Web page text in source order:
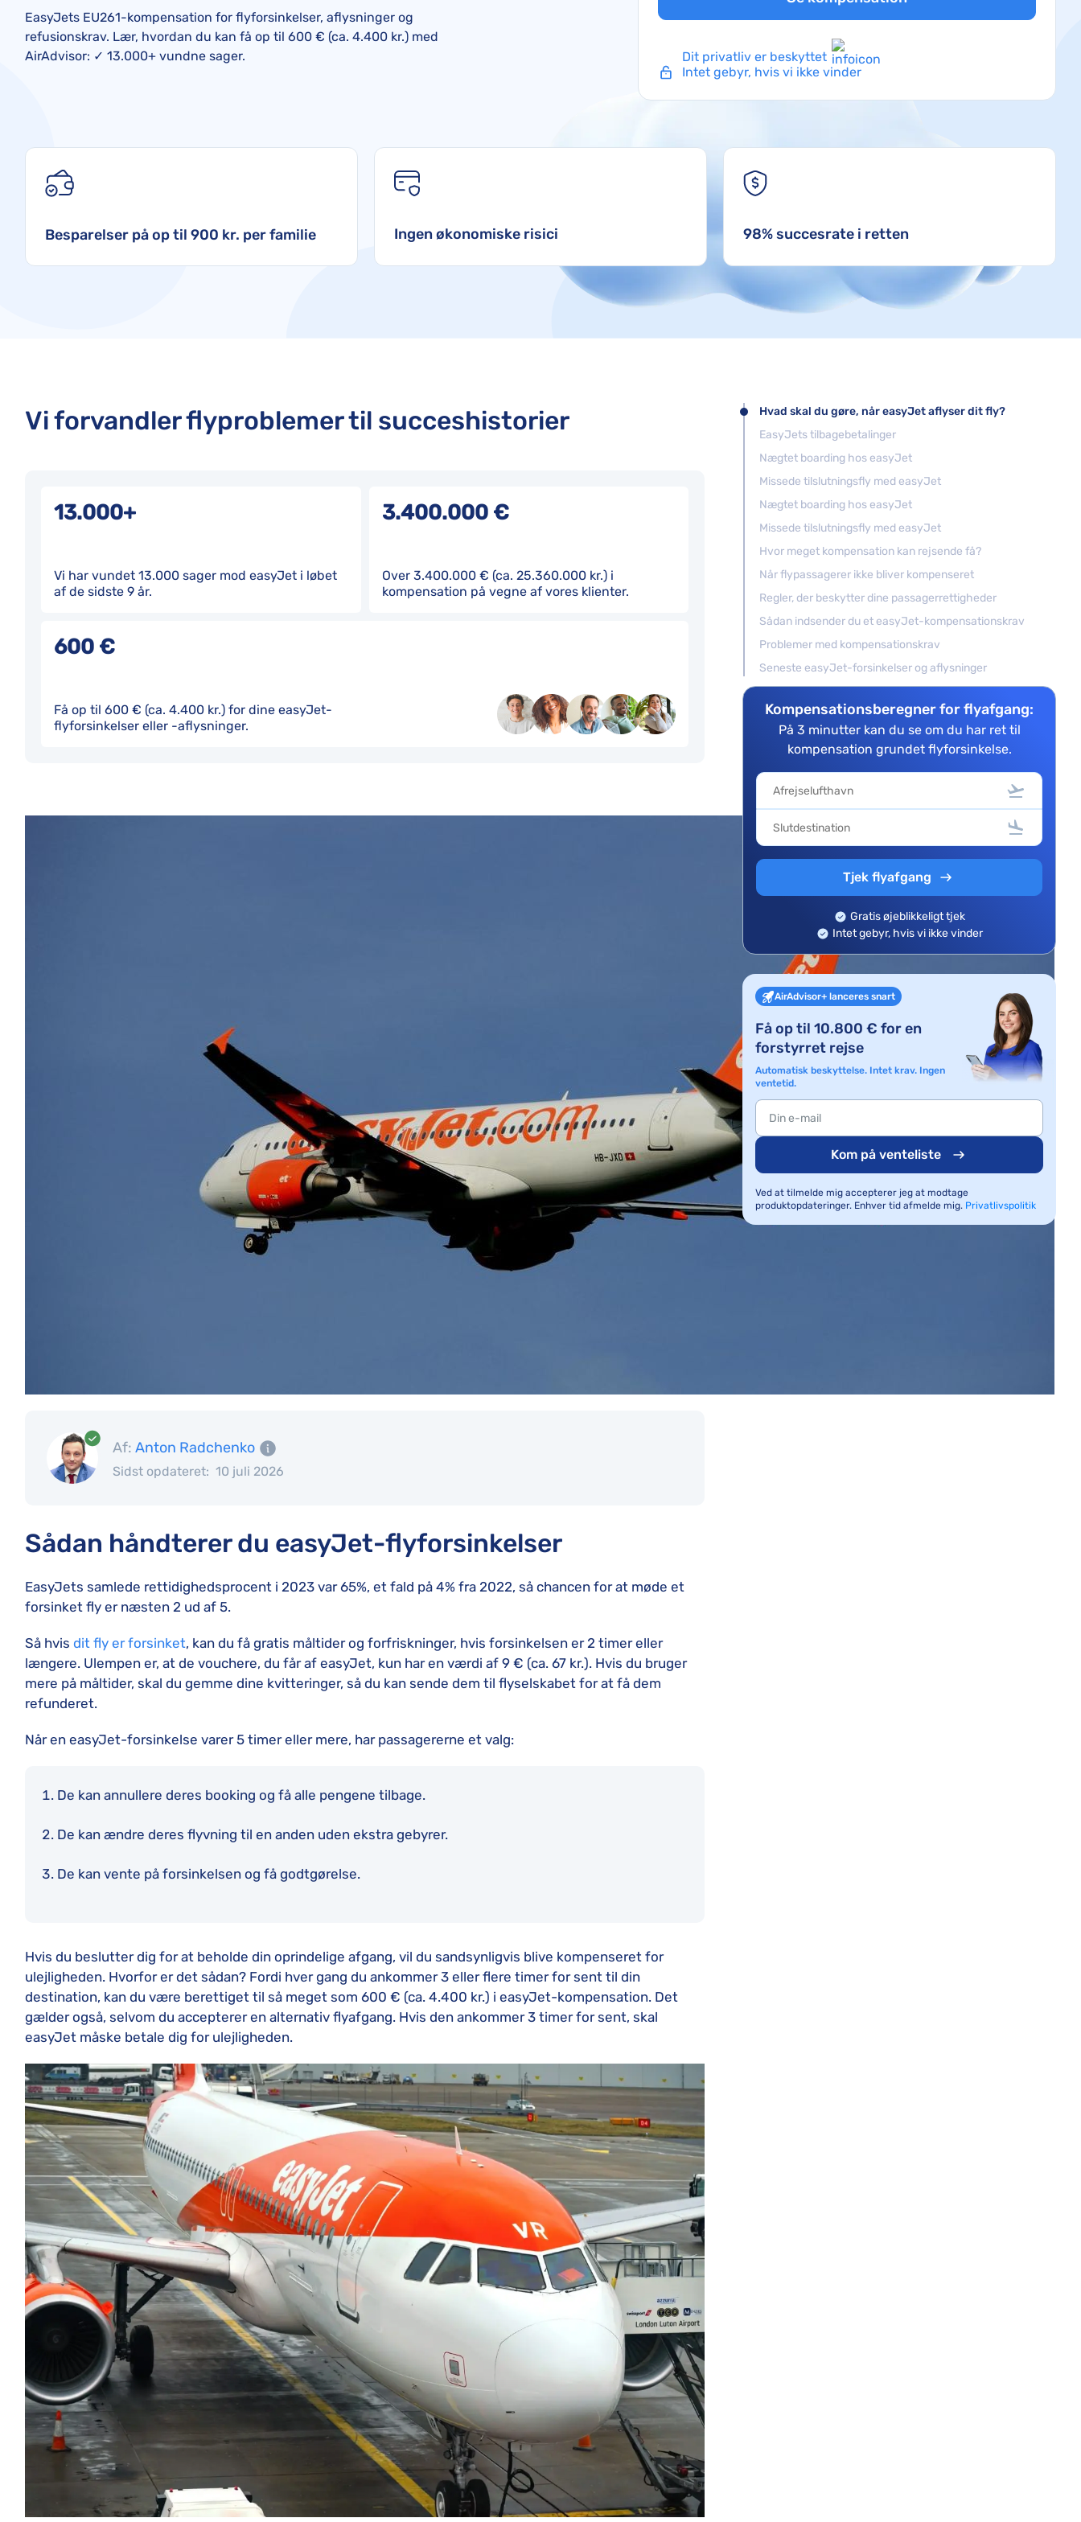
EasyJets EU261-kompensation for flyforsinkelser, aflysninger og
refusionskrav. Lær, hvordan du kan få op til 600 € (ca. 4.400 kr.) med
AirAdvisor: ✓ 13.000+ vundne sager.
Dit privatliv er beskyttet
Intet gebyr, hvis vi ikke vinder
Besparelser på op til 900 kr. per familie Ingen økonomiske risici 98% succesrate i retten
Vi forvandler flyproblemer til succeshistorier
13.000+
Vi har vundet 13.000 sager mod easyJet i løbet
af de sidste 9 år.
3.400.000 €
Over 3.400.000 € (ca. 25.360.000 kr.) i
kompensation på vegne af vores klienter.
600 €
Få op til 600 € (ca. 4.400 kr.) for dine easyJet-
flyforsinkelser eller -aflysninger.
Af: Anton Radchenko
Sidst opdateret: 10 juli 2026
Sådan håndterer du easyJet-flyforsinkelser
EasyJets samlede rettidighedsprocent i 2023 var 65%, et fald på 4% fra 2022, så chancen for at møde et
forsinket fly er næsten 2 ud af 5.
Så hvis dit fly er forsinket, kan du få gratis måltider og forfriskninger, hvis forsinkelsen er 2 timer eller
længere. Ulempen er, at de vouchere, du får af easyJet, kun har en værdi af 9 € (ca. 67 kr.). Hvis du bruger
mere på måltider, skal du gemme dine kvitteringer, så du kan sende dem til flyselskabet for at få dem
refunderet.
Når en easyJet-forsinkelse varer 5 timer eller mere, har passagererne et valg:
De kan annullere deres booking og få alle pengene tilbage.
De kan ændre deres flyvning til en anden uden ekstra gebyrer.
De kan vente på forsinkelsen og få godtgørelse.
Hvis du beslutter dig for at beholde din oprindelige afgang, vil du sandsynligvis blive kompenseret for
ulejligheden. Hvorfor er det sådan? Fordi hver gang du ankommer 3 eller flere timer for sent til din
destination, kan du være berettiget til så meget som 600 € (ca. 4.400 kr.) i easyJet-kompensation. Det
gælder også, selvom du accepterer en alternativ flyafgang. Hvis den ankommer 3 timer for sent, skal
easyJet måske betale dig for ulejligheden.
Hvad skal du gøre, når easyJet aflyser dit fly?
EasyJets tilbagebetalinger
Nægtet boarding hos easyJet
Missede tilslutningsfly med easyJet
Nægtet boarding hos easyJet
Missede tilslutningsfly med easyJet
Hvor meget kompensation kan rejsende få?
Når flypassagerer ikke bliver kompenseret
Regler, der beskytter dine passagerrettigheder
Sådan indsender du et easyJet-kompensationskrav
Problemer med kompensationskrav
Seneste easyJet-forsinkelser og aflysninger
Kompensationsberegner for flyafgang:
På 3 minutter kan du se om du har ret til
kompensation grundet flyforsinkelse.
Tjek flyafgang
Gratis øjeblikkeligt tjek
Intet gebyr, hvis vi ikke vinder
AirAdvisor+ lanceres snart
Få op til 10.800 € for en
forstyrret rejse
Automatisk beskyttelse. Intet krav. Ingen
ventetid.
Kom på venteliste
Ved at tilmelde mig accepterer jeg at modtage
produktopdateringer. Enhver tid afmelde mig. Privatlivspolitik